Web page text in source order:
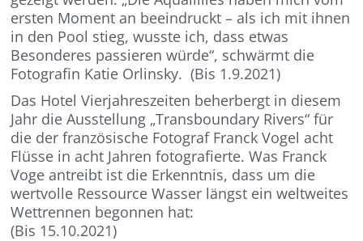
ersten Moment an beeindruckt – als ich mit ihnen
in den Pool stieg, wusste ich, dass etwas
Besonderes passieren würde“, schwärmt die
Fotografin Katie Orlinsky. (Bis 1.9.2021)
Das Hotel Vierjahreszeiten beherbergt in diesem
Jahr die Ausstellung „Transboundary Rivers“ für
die der französische Fotograf Franck Vogel acht
Flüsse in acht Jahren fotografierte. Was Franck
Voge antreibt ist die Erkenntnis, dass um die
wertvolle Ressource Wasser längst ein weltweites
Wettrennen begonnen hat:
(Bis 15.10.2021)